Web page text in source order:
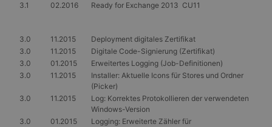
3.1
02.2016 Ready for Exchange 2013 CU11
3.0 11.2015
Deployment digitales Zertifikat
3.0
11.2015
Digitale Code-Signierung (Zertifikat)
3.0
01.2015
Erweitertes Logging (Job-Definitionen)
3.0
11.2015
Installer: Aktuelle Icons für Stores und Ordner
(Picker)
3.0
11.2015
Log: Korrektes Protokollieren der verwendeten
Windows-Version
3.0
01.2015
Logging: Erweiterte Zähler für